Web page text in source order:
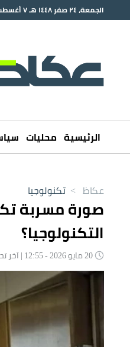
الجمعة، ٢٤ صفر ١٤٤٨ هـ ٧ أغسطس ٢٠٢٦ م
الرئيسية محليات
عكاظ > تكنولوجيا
صورة مسربة
التكنولوجيا؟